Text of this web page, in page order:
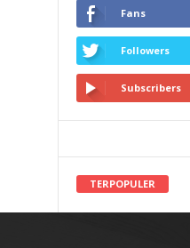
Fans
Followers
Subscribers
TERPOPULER